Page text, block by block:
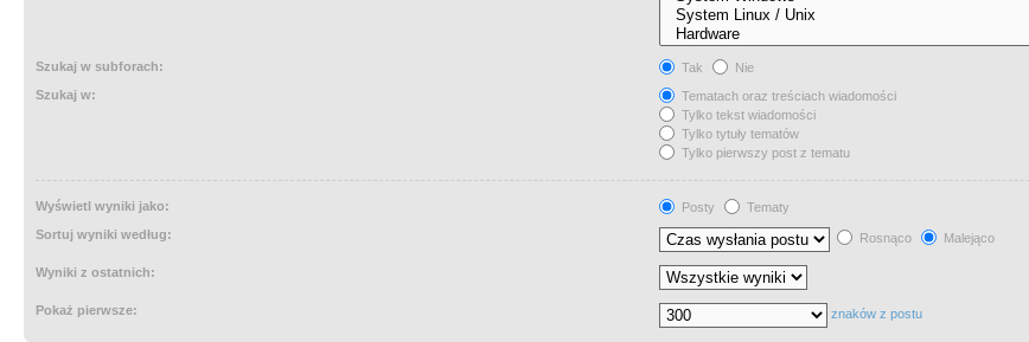
Szukaj w subforach: Tak
Nie
Szukaj w:
Tematach oraz treściach wiadomości
Tylko tekst wiadomości
Tylko tytuły tematów
Tylko pierwszy post z tematu
Wyświetl wyniki jako: Posty
Tematy
Sortuj wyniki według:
Rosnąco Malejąco
Wyniki z ostatnich:
Pokaż pierwsze: znaków z postu